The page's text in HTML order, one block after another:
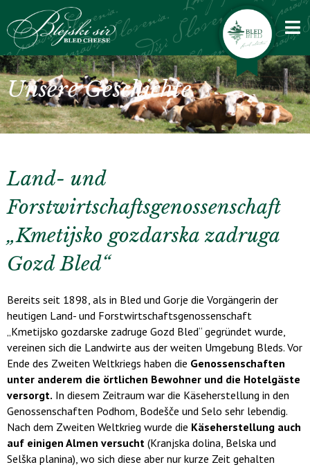
DE
Unsere Geschichte
Land- und
Forstwirtschaftsgenossenschaft
„Kmetijsko gozdarska zadruga
Gozd Bled“
Bereits seit 1898, als in Bled und Gorje die Vorgängerin der
heutigen Land- und Forstwirtschaftsgenossenschaft
„Kmetijsko gozdarske zadruge Gozd Bled“ gegründet wurde,
vereinen sich die Landwirte aus der weiten Umgebung Bleds. Vor
Ende des Zweiten Weltkriegs haben die Genossenschaften
unter anderem die örtlichen Bewohner und die Hotelgäste
versorgt. In diesem Zeitraum war die Käseherstellung in den
Genossenschaften Podhom, Bodešče und Selo sehr lebendig.
Nach dem Zweiten Weltkrieg wurde die Käseherstellung auch
auf einigen Almen versucht (Kranjska dolina, Belska und
Selška planina), wo sich diese aber nur kurze Zeit gehalten